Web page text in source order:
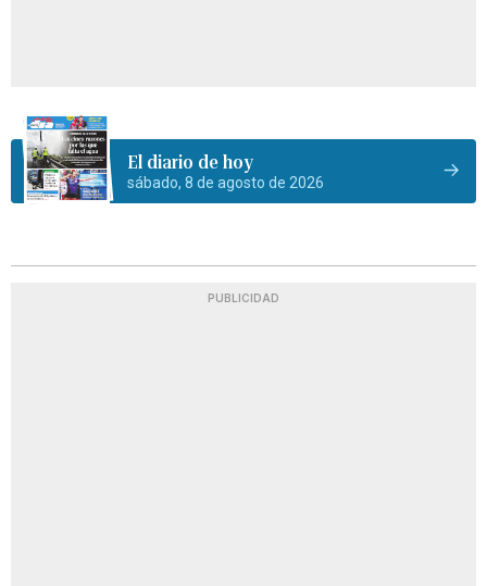
El diario de hoy
sábado, 8 de agosto de 2026
PUBLICIDAD